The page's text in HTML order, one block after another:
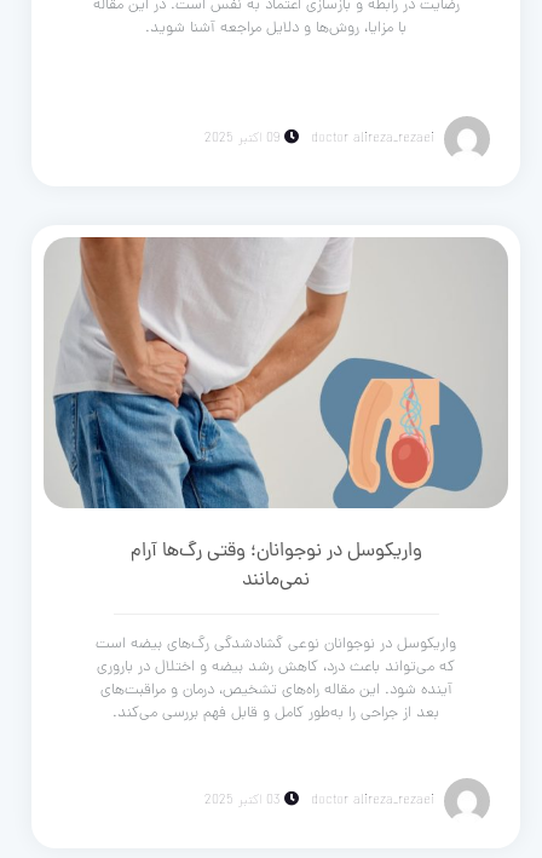
رضایت در رابطه و بازسازی اعتماد به نفس است. در این مقاله
با مزایا، روش‌ها و دلایل مراجعه آشنا شوید.
doctor alireza_rezaei 09 اکتبر 2025
واریکوسل در نوجوانان؛ وقتی رگ‌ها آرام
نمی‌مانند
واریکوسل در نوجوانان نوعی گشادشدگی رگ‌های بیضه است
که می‌تواند باعث درد، کاهش رشد بیضه و اختلال در باروری
آینده شود. این مقاله راه‌های تشخیص، درمان و مراقبت‌های
بعد از جراحی را به‌طور کامل و قابل فهم بررسی می‌کند.
doctor alireza_rezaei 03 اکتبر 2025